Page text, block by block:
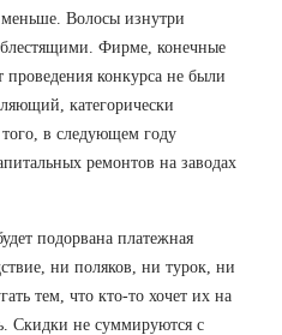
Волосы изнутри
Фирме, конечные
конкурса не были
категорически
в следующем году
ремонтов на заводах
подорвана платежная
ни поляков, ни турок, ни
тем, что кто-то хочет их на
Скидки не суммируются с